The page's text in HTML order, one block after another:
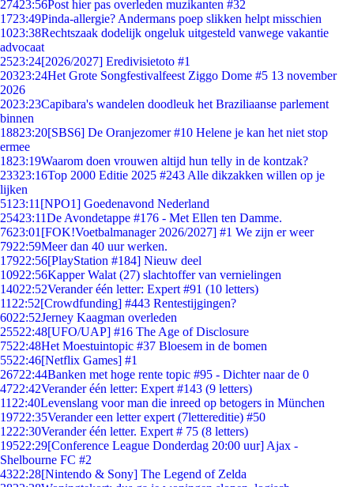
27423:56Post hier pas overleden muzikanten #32
1723:49Pinda-allergie? Andermans poep slikken helpt misschien
1023:38Rechtszaak dodelijk ongeluk uitgesteld vanwege vakantie
advocaat
2523:24[2026/2027] Eredivisietoto #1
20323:24Het Grote Songfestivalfeest Ziggo Dome #5 13 november
2026
2023:23Capibara's wandelen doodleuk het Braziliaanse parlement
binnen
18823:20[SBS6] De Oranjezomer #10 Helene je kan het niet stop
ermee
1823:19Waarom doen vrouwen altijd hun telly in de kontzak?
23323:16Top 2000 Editie 2025 #243 Alle dikzakken willen op je
lijken
51 23:11 [NPO1] Goedenavond Nederland
25423:11De Avondetappe #176 - Met Ellen ten Damme.
7623:01 [FOK!Voetbalmanager 2026/2027] #1 We zijn er weer
7922:59Meer dan 40 uur werken.
17922:56[PlayStation #184] Nieuw deel
10922:56Kapper Walat (27) slachtoffer van vernielingen
14022:52Verander één letter: Expert #91 (10 letters)
11 22:52[Crowdfunding] #443 Rentestijgingen?
6022:52Jerney Kaagman overleden
25522:48[UFO/UAP] #16 The Age of Disclosure
7522:48Het Moestuintopic #37 Bloesem in de bomen
5522:46[Netflix Games] #1
26722:44Banken met hoge rente topic #95 - Dichter naar de 0
4722:42Verander één letter: Expert #143 (9 letters)
11 22:40Levenslang voor man die inreed op betogers in München
19722:35Verander een letter expert (7lettereditie) #50
1222:30Verander één letter. Expert # 75 (8 letters)
19522:29[Conference League Donderdag 20:00 uur] Ajax -
Shelbourne FC #2
4322:28[Nintendo & Sony] The Legend of Zelda